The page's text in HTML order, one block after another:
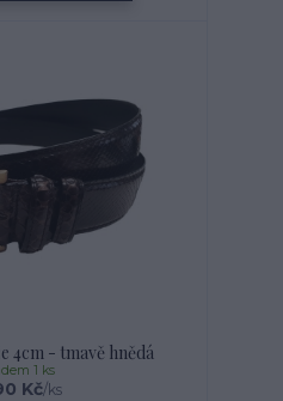
4cm - tmavě hnědá
Kč/ks
1 ks